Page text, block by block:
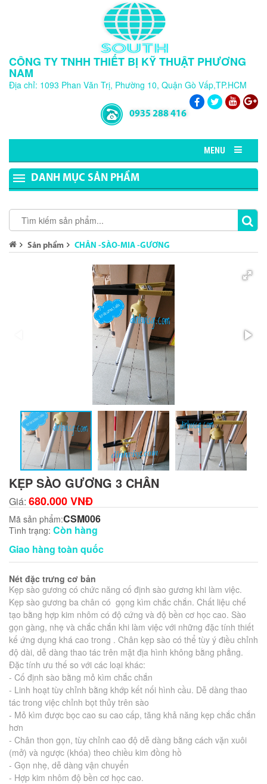
CÔNG TY TNHH THIẾT BỊ KỸ THUẬT PHƯƠNG
NAM
Địa chỉ: 1093 Phan Văn Trị, Phường 10, Quận Gò Vấp,TP.HCM
0935 288 416
MENU
DANH MỤC SẢN PHẨM
Sản phẩm CHÂN -SÀO-MIA -GƯƠNG
KẸP SÀO GƯƠNG 3 CHÂN
Giá: 680.000 VNĐ
Mã sản phẩm:CSM006
Tình trạng: Còn hàng
Giao hàng toàn quốc
Nét đặc trưng cơ bản
Kẹp sào gương có chức năng cố định sào gương khi làm việc.
Kẹp sào gương ba chân có gọng kìm chắc chắn. Chất liệu chế
tạo bằng hợp kim nhôm có độ cứng và độ bền cơ học cao. Sào
gọn gàng, nhẹ và chắc chắn khi làm việc với những đặc tính thiết
kế ứng dụng khá cao trong . Chân kẹp sào có thể tùy ý điều chỉnh
độ dài, dễ dàng thao tác trên mặt địa hình không bằng phẳng.
Đặc tính ưu thế so với các loại khác:
- Cố định sào bằng mỏ kìm chắc chắn
- Linh hoạt tùy chỉnh bằng khớp kết nối hình cầu. Dễ dàng thao
tác trong việc chỉnh bọt thủy trên sào
- Mỏ kìm được bọc cao su cao cấp, tăng khả năng kẹp chắc chắn
hơn
- Chân thon gọn, tùy chỉnh cao độ dễ dàng bằng cách vặn xuôi
(mở) và ngược (khóa) theo chiều kim đồng hồ
- Gọn nhẹ, dễ dàng vận chuyển
- Hợp kim nhôm độ bền cơ học cao.